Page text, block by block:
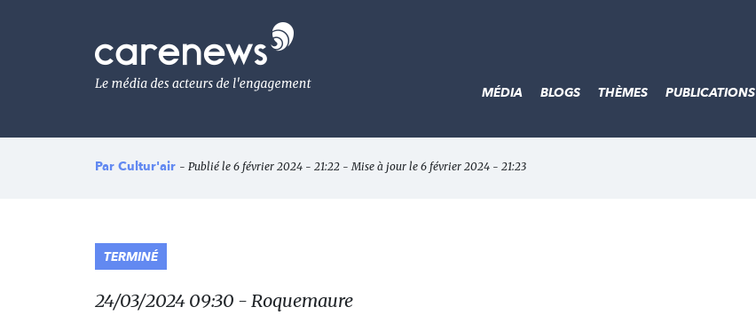
Le
média
de
l'engagement
MÉDIA BLOGS THÈMES PUBLICATIONS
Par Cultur'air - Publié le 6 février 2024 - 21:22 - Mise à jour le 6 février 2024 - 21:23
TERMINÉ
24/03/2024 09:30 - Roquemaure